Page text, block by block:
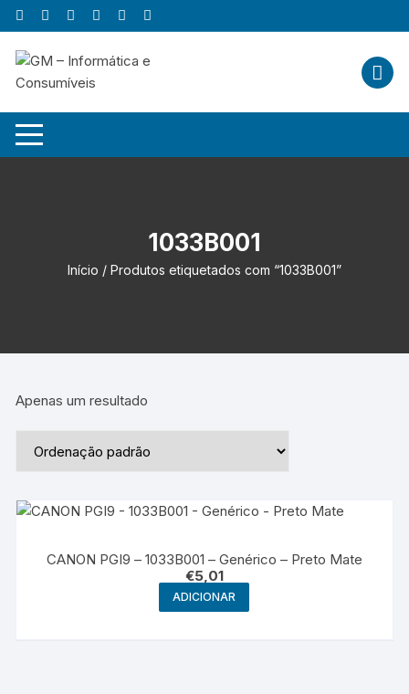
Skip
to
content
1033B001
Início / Produtos etiquetados com “1033B001”
Apenas um resultado
CANON PGI9 – 1033B001 – Genérico – Preto Mate
€5,01
ADICIONAR